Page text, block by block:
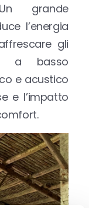
grande
l’energia
gli
è a basso
e acustico
e l’impatto